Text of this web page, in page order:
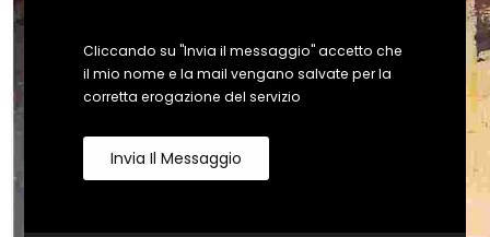
Cliccando su "Invia il messaggio" accetto che
il mio nome e la mail vengano salvate per la
corretta erogazione del servizio
Invia Il Messaggio